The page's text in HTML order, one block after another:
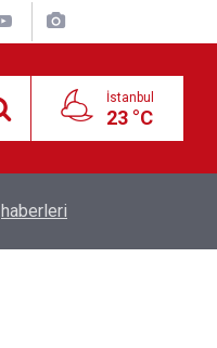
İstanbul
23 °C
haberleri